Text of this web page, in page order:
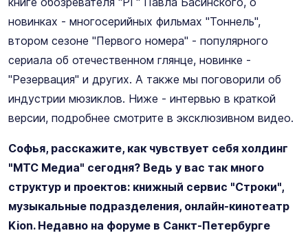
новинках - многосерийных фильмах "Тоннель",
втором сезоне "Первого номера" - популярного
сериала об отечественном глянце, новинке -
"Резервация" и других. А также мы поговорили об
индустрии мюзиклов. Ниже - интервью в краткой
версии, подробнее смотрите в эксклюзивном видео.
Софья, расскажите, как чувствует себя холдинг
"МТС Медиа" сегодня? Ведь у вас так много
структур и проектов: книжный сервис "Строки",
музыкальные подразделения, онлайн-кинотеатр
Kion. Недавно на форуме в Санкт-Петербурге